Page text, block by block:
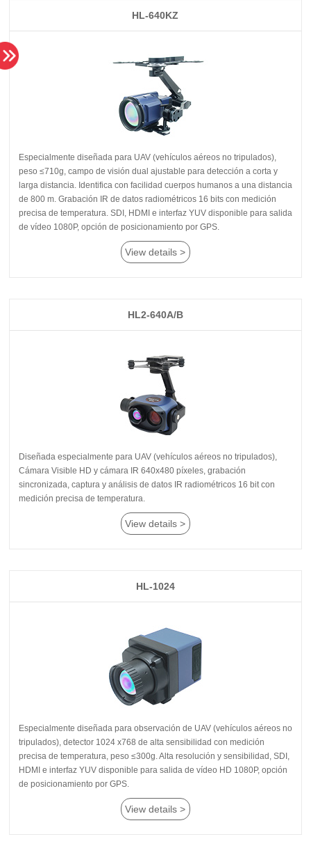
HL-640KZ
de vídeo 1080P, opción de posicionamiento por GPS.
View details >
HL2-640A/B
medición precisa de temperatura.
View details >
HL-1024
de posicionamiento por GPS.
View details >